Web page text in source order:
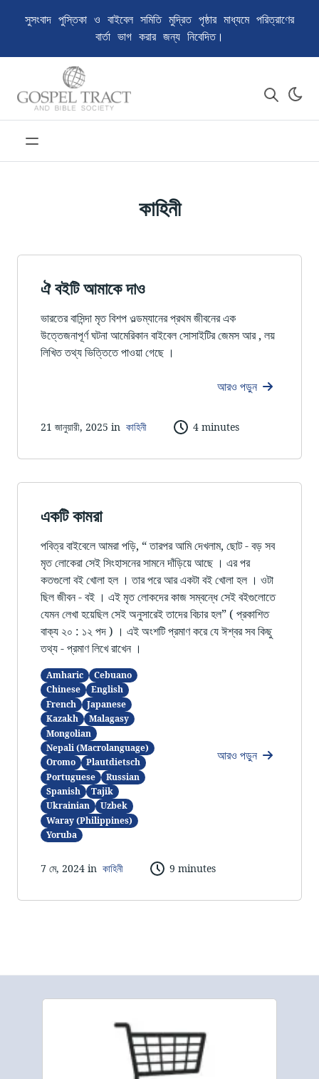
সুসংবাদ পুস্তিকা ও বাইবেল সমিতি মুদ্রিত পৃষ্ঠার মাধ্যমে পরিত্রাণের
বার্তা ভাগ করার জন্য নিবেদিত।
কাহিনী
ঐ বইটি আমাকে দাও
ভারতের বাসিন্দা মৃত বিশপ ওল্ডম্যানের প্রথম জীবনের এক
উত্তেজনাপূর্ণ ঘটনা আমেরিকান বাইবেল সোসাইটির জেমস আর , লয়
লিখিত তথ্য ভিত্তিতে পাওয়া গেছে ।
আরও পড়ুন
21 জানুয়ারী, 2025 in কাহিনী 4 minutes
একটি কামরা
পবিত্র বাইবেলে আমরা পড়ি, “ তারপর আমি দেখলাম, ছোট - বড় সব
মৃত লোকেরা সেই সিংহাসনের সামনে দাঁড়িয়ে আছে । এর পর
কতগুলো বই খোলা হল । তার পরে আর একটা বই খোলা হল । ওটা
ছিল জীবন - বই । এই মৃত লোকদের কাজ সম্বন্ধে সেই বইগুলোতে
যেমন লেখা হয়েছিল সেই অনুসারেই তাদের বিচার হল” ( প্রকাশিত
বাক্য ২০ : ১২ পদ ) । এই অংশটি প্রমাণ করে যে ঈশ্বর সব কিছু
তথ্য - প্রমাণ লিখে রাখেন ।
Amharic
Cebuano
Chinese
English
French
Japanese
Kazakh
Malagasy
Mongolian
Nepali (Macrolanguage)
Oromo
Plautdietsch
Portuguese
Russian
Spanish
Tajik
Ukrainian
Uzbek
Waray (Philippines)
Yoruba
আরও পড়ুন
7 মে, 2024 in কাহিনী 9 minutes